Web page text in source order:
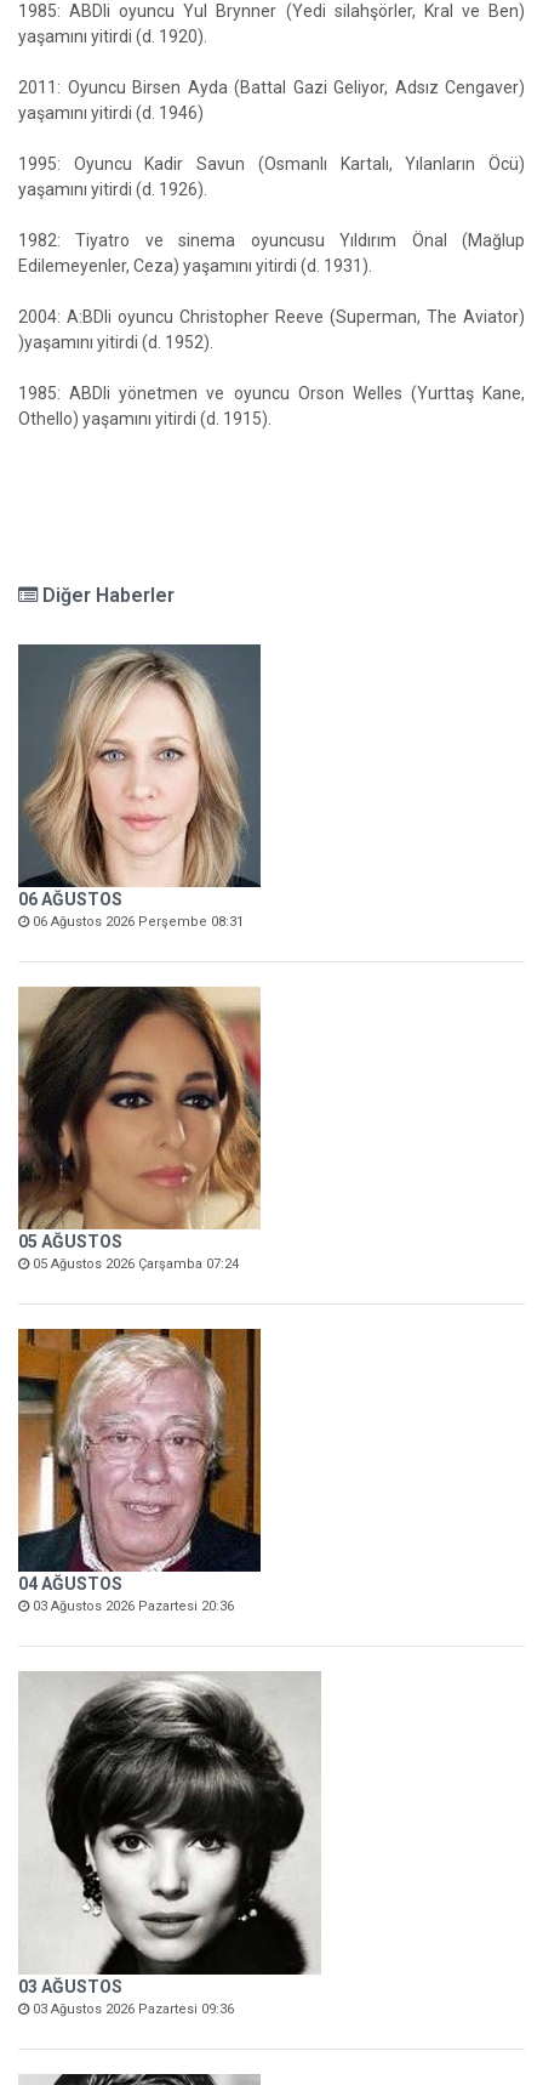
1985: ABDli oyuncu Yul Brynner (Yedi silahşörler, Kral ve Ben)
yaşamını yitirdi (d. 1920).
2011: Oyuncu Birsen Ayda (Battal Gazi Geliyor, Adsız Cengaver)
yaşamını yitirdi (d. 1946)
1995: Oyuncu Kadir Savun (Osmanlı Kartalı, Yılanların Öcü)
yaşamını yitirdi (d. 1926).
1982: Tiyatro ve sinema oyuncusu Yıldırım Önal (Mağlup
Edilemeyenler, Ceza) yaşamını yitirdi (d. 1931).
2004: A:BDli oyuncu Christopher Reeve (Superman, The Aviator)
)yaşamını yitirdi (d. 1952).
1985: ABDli yönetmen ve oyuncu Orson Welles (Yurttaş Kane,
Othello) yaşamını yitirdi (d. 1915).
Diğer Haberler
06 AĞUSTOS
06 Ağustos 2026 Perşembe 08:31
05 AĞUSTOS
05 Ağustos 2026 Çarşamba 07:24
04 AĞUSTOS
03 Ağustos 2026 Pazartesi 20:36
03 AĞUSTOS
03 Ağustos 2026 Pazartesi 09:36